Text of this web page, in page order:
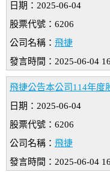
日期：2025-06-04
股票代號：6206
公司名稱： 飛捷
發言時間：2025-06-04
飛捷公告本公司114年度
日期：2025-06-04
股票代號：6206
公司名稱： 飛捷
發言時間：2025-06-04